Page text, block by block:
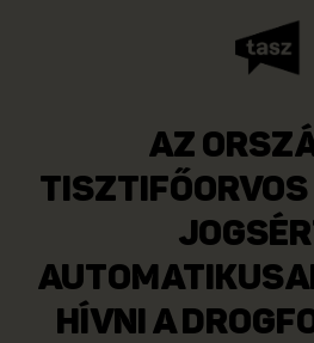
AZ
HÍVNI A